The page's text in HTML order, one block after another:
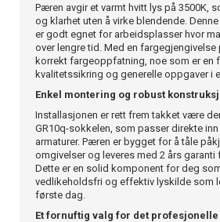
Pæren avgir et varmt hvitt lys på 3500K,
og klarhet uten å virke blendende.
er godt egnet for arbeidsplasser hvor
over lengre tid. Med en fargegjengivelse
korrekt fargeoppfatning, noe som er en
kvalitetssikring og generelle oppgaver i
Enkel montering og robust
Installasjonen er rett frem takket være
GR10q-sokkelen, som passer direkte
armaturer. Pæren er bygget for å tåle
omgivelser og leveres med 2 års garanti
Dette er en solid komponent for deg
vedlikeholdsfri og effektiv lyskilde som
første dag.
Et fornuftig valg for det